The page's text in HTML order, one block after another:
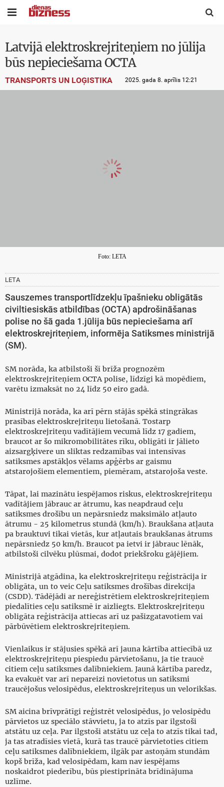
 
Latvijā elektroskrejriteņiem no jūlija
būs nepieciešama OCTA
TRANSPORTS UN LOĢISTIKA 2025. gada 8. aprīlis 12:21
Foto: LETA
LETA
Sauszemes transportlīdzekļu īpašnieku obligātās
civiltiesiskās atbildības (OCTA) apdrošināšanas
polise no šā gada 1.jūlija būs nepieciešama arī
elektroskrejriteņiem, informēja Satiksmes ministrijā
(SM).
SM norāda, ka atbilstoši šī brīža prognozēm
elektroskrejriteņiem OCTA polise, līdzīgi kā mopēdiem,
varētu izmaksāt no 24 līdz 50 eiro gadā.
Ministrijā norāda, ka arī pērn stājās spēkā stingrākas
prasības elektroskrejriteņu lietošanā. Tostarp
elektroskrejriteņu vadītājiem vecumā līdz 17 gadiem,
braucot ar šo mikromobilitātes rīku, obligāti ir jālieto
aizsargķivere un sliktas redzamības vai intensīvas
satiksmes apstākļos vēlams apģērbs ar gaismu
atstarojošiem elementiem, piemēram, atstarojoša veste.
Tāpat, lai mazinātu iespējamos riskus, elektroskrejriteņu
vadītājiem jābrauc ar ātrumu, kas neapdraud ceļu
satiksmes drošību un nepārsniedz maksimālo atļauto
ātrumu - 25 kilometrus stundā (km/h). Braukšana atļauta
pa brauktuvi tikai vietās, kur atļautais braukšanas ātrums
nepārsniedz 50 km/h. Braucot pa ietvi ir jābrauc lēnāk,
atbilstoši cilvēku plūsmai, dodot priekšroku gājējiem.
Ministrijā atgādina, ka elektroskrejriteņu reģistrācija ir
obligāta, un to veic Ceļu satiksmes drošības direkcija
(CSDD). Tādējādi ar nereģistrētiem elektroskrejriteņiem
piedalīties ceļu satiksmē ir aizliegts. Elektroskrejriteņu
obligāta reģistrācija attiecas arī uz pašizgatavotiem vai
pārbūvētiem elektroskrejriteņiem.
Vienlaikus ir stājusies spēkā arī jauna kārtība attiecībā uz
elektroskrejriteņu piespiedu pārvietošanu, ja tie traucē
citiem ceļu satiksmes dalībniekiem. Jaunā kārtība paredz,
ka evakuēt var arī nepareizi novietotus un satiksmi
traucējošus velosipēdus, elektroskrejriteņus un velorikšas.
SM aicina brīvprātīgi reģistrēt velosipēdus, jo velosipēdu
pārvietos uz speciālo stāvvietu, ja to atzīs par ilgstoši
atstātu uz ceļa. Par ilgstoši atstātu uz ceļa to atzīs tikai tad,
ja tas atradīsies vietā, kurā tas traucē pārvietoties citiem
ceļu satiksmes dalībniekiem, ilgāk par astoņām stundām
kopš brīža, kad velosipēdam, kam nav iespējams
noskaidrot piederību, būs piestiprināta brīdinājuma
uzlīme.